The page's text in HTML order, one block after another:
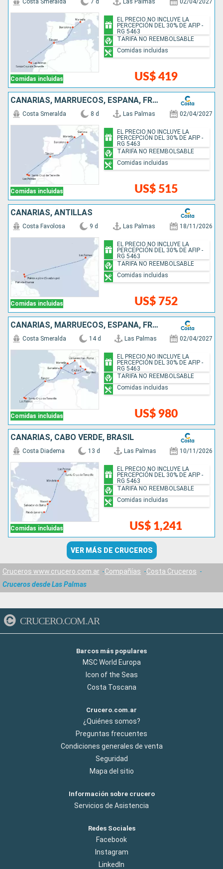
Comidas incluidas
Costa Smeralda 7 d Las Palmas 02/04/2027
US$ 419
EL PRECIO NO INCLUYE LA
PERCEPCIÓN DEL 30% DE AFIP -
RG 5463
TARIFA NO REEMBOLSABLE
Comidas incluidas
CANARIAS, MARRUECOS, ESPAÑA, FRANCIA, ITALIA
Comidas incluidas
Costa Smeralda 8 d Las Palmas 02/04/2027
US$ 515
EL PRECIO NO INCLUYE LA
PERCEPCIÓN DEL 30% DE AFIP -
RG 5463
TARIFA NO REEMBOLSABLE
Comidas incluidas
CANARIAS, ANTILLAS
Comidas incluidas
Costa Favolosa 9 d Las Palmas 18/11/2026
US$ 752
EL PRECIO NO INCLUYE LA
PERCEPCIÓN DEL 30% DE AFIP -
RG 5463
TARIFA NO REEMBOLSABLE
Comidas incluidas
CANARIAS, MARRUECOS, ESPAÑA, FRANCIA, ITALIA
Comidas incluidas
Costa Smeralda 14 d Las Palmas 02/04/2027
US$ 980
EL PRECIO NO INCLUYE LA
PERCEPCIÓN DEL 30% DE AFIP -
RG 5463
TARIFA NO REEMBOLSABLE
Comidas incluidas
CANARIAS, CABO VERDE, BRASIL
Comidas incluidas
Costa Diadema 13 d Las Palmas 10/11/2026
US$ 1,241
EL PRECIO NO INCLUYE LA
PERCEPCIÓN DEL 30% DE AFIP -
RG 5463
TARIFA NO REEMBOLSABLE
Comidas incluidas
VER MÁS DE CRUCEROS
Cruceros www.crucero.com.ar Compañías
Costa Cruceros
Cruceros desde Las Palmas
CRUCERO.COM.AR
Barcos más populares
MSC World Europa
Icon of the Seas
Costa Toscana
Crucero.com.ar
¿Quiénes somos?
Preguntas frecuentes
Condiciones generales de venta
Seguridad
Mapa del sitio
Información sobre crucero
Servicios de Asistencia
Redes Sociales
Facebook
Instagram
LinkedIn